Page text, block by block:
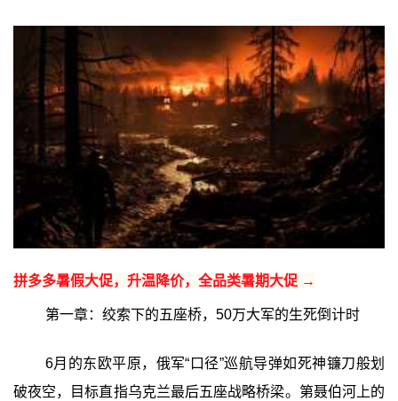
拼多多暑假大促，升温降价，全品类暑期大促 →
第一章：绞索下的五座桥，50万大军的生死倒计时
6月的东欧平原，俄军“口径”巡航导弹如死神镰刀般划
破夜空，目标直指乌克兰最后五座战略桥梁。第聂伯河上的